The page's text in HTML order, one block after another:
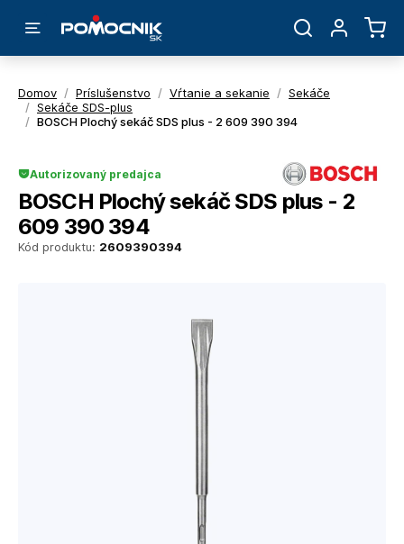
Domov / Príslušenstvo / Vŕtanie a sekanie / Sekáče
/ Sekáče SDS-plus
/ BOSCH Plochý sekáč SDS plus - 2 609 390 394
Kód produktu: 2609390394
Autorizovaný predajca
BOSCH Plochý sekáč SDS plus - 2
609 390 394